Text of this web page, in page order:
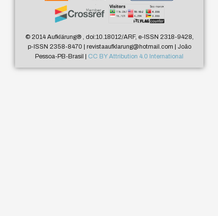
© 2014 Aufklärung®, doi:10.18012/ARF, e-ISSN 2318-9428,
p-ISSN 2358-8470 | revistaaufklarung@hotmail.com | João
Pessoa-PB-Brasil | CC BY Attribution 4.0 International